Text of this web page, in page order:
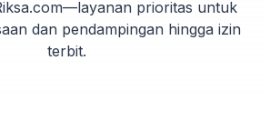
prioritas untuk
dan pendampingan hingga izin
terbit.